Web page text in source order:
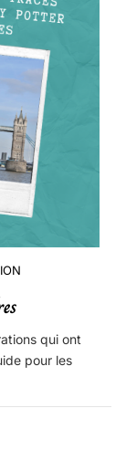
qui ont
pour les